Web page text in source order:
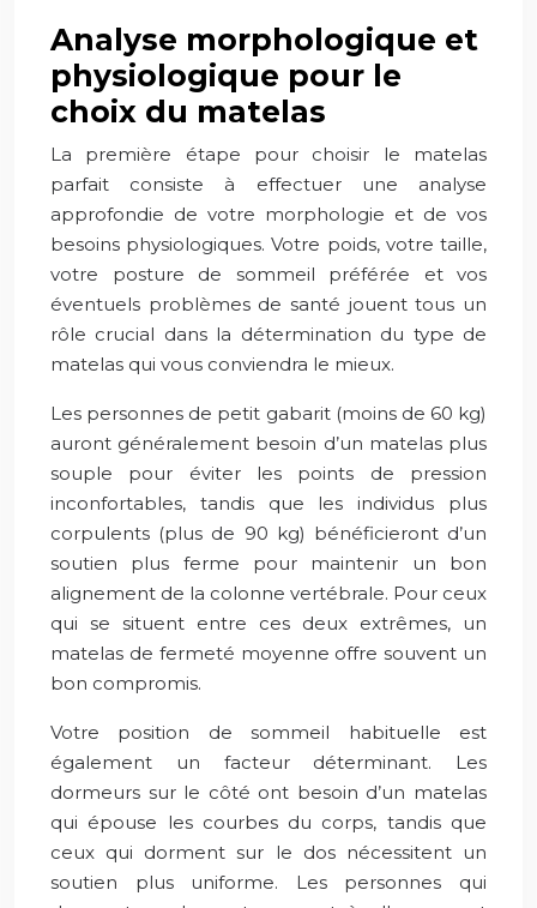
Analyse morphologique et
physiologique pour le
choix du matelas
La première étape pour choisir le matelas
parfait consiste à effectuer une analyse
approfondie de votre morphologie et de vos
besoins physiologiques. Votre poids, votre taille,
votre posture de sommeil préférée et vos
éventuels problèmes de santé jouent tous un
rôle crucial dans la détermination du type de
matelas qui vous conviendra le mieux.
Les personnes de petit gabarit (moins de 60 kg)
auront généralement besoin d’un matelas plus
souple pour éviter les points de pression
inconfortables, tandis que les individus plus
corpulents (plus de 90 kg) bénéficieront d’un
soutien plus ferme pour maintenir un bon
alignement de la colonne vertébrale. Pour ceux
qui se situent entre ces deux extrêmes, un
matelas de fermeté moyenne offre souvent un
bon compromis.
Votre position de sommeil habituelle est
également un facteur déterminant. Les
dormeurs sur le côté ont besoin d’un matelas
qui épouse les courbes du corps, tandis que
ceux qui dorment sur le dos nécessitent un
soutien plus uniforme. Les personnes qui